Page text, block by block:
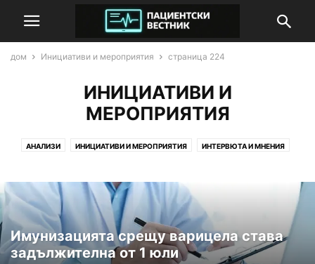
дом Инициативи и мероприятия страница 224
ИНИЦИАТИВИ И
МЕРОПРИЯТИЯ
АНАЛИЗИ ИНИЦИАТИВИ И МЕРОПРИЯТИЯ ИНТЕРВЮТА И МНЕНИЯ
ПРАВЕН КОМЕНТАР ПРОУЧВАНИЯ И СТАТИСТИКА
Имунизацията срещу варицела става
задължителна от 1 юли